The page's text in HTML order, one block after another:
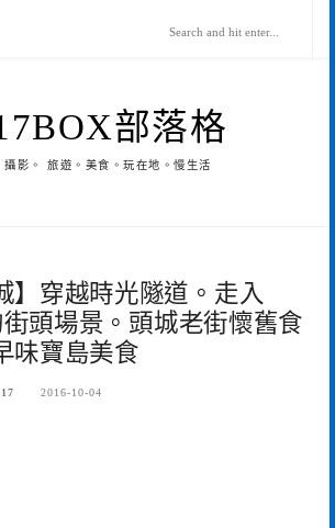
部落格
攝影。 旅遊。美食。玩在地。慢生活
】穿越時光隧道。走入
頭場景。頭城老街懷舊食
味寶島美食
2016-10-04